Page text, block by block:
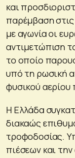
και
παρέμβαση στις
με αγωνία οι
αντιμετώπιση
το οποίο
υπό τη ρωσική
φυσικού
Η Ελλάδα
διακαώς
τροφοδοσίας.
πιέσεων και